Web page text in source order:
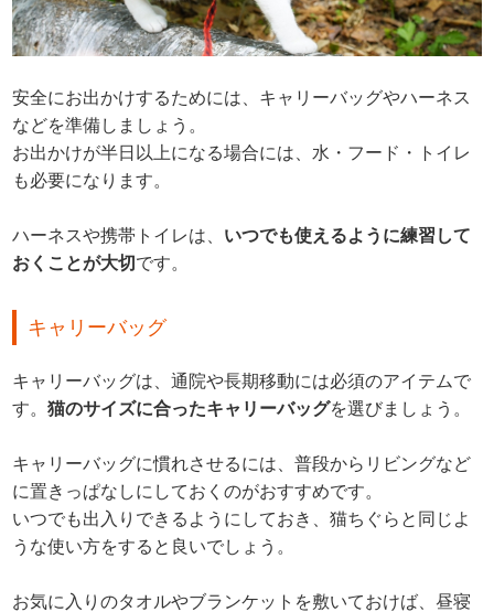
安全にお出かけするためには、キャリーバッグやハーネス
などを準備しましょう。
お出かけが半日以上になる場合には、水・フード・トイレ
も必要になります。
ハーネスや携帯トイレは、 いつでも使えるように練習して
おくことが大切 です。
キャリーバッグ
キャリーバッグは、通院や長期移動には必須のアイテムで
す。猫のサイズに合ったキャリーバッグを選びましょう。
キャリーバッグに慣れさせるには、普段からリビングなど
に置きっぱなしにしておくのがおすすめです。
いつでも出入りできるようにしておき、猫ちぐらと同じよ
うな使い方をすると良いでしょう。
お気に入りのタオルやブランケットを敷いておけば、昼寝